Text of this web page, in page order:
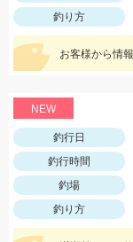
釣り方
NEW
釣行日
釣行時間
釣場
釣り方